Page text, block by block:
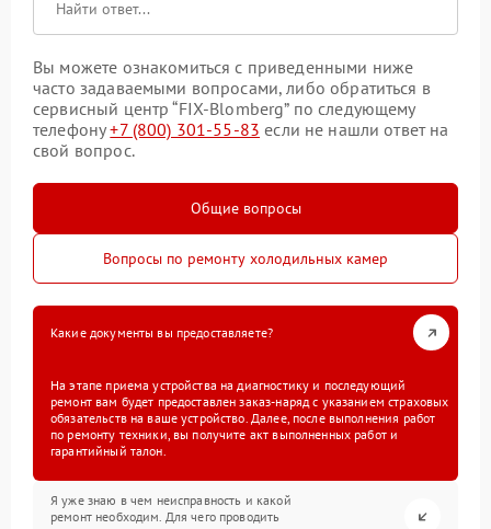
Вы можете ознакомиться с приведенными ниже
часто задаваемыми вопросами, либо обратиться в
сервисный центр “FIX-Blomberg” по следующему
телефону+7 (800) 301-55-83 если не нашли ответ на
свой вопрос.
Общие вопросы
Вопросы по ремонту холодильных камер
Какие документы вы предоставляете?
На этапе приема устройства на диагностику и последующий
ремонт вам будет предоставлен заказ-наряд с указанием страховых
обязательств на ваше устройство. Далее, после выполнения работ
по ремонту техники, вы получите акт выполненных работ и
гарантийный талон.
Я уже знаю в чем неисправность и какой
ремонт необходим. Для чего проводить